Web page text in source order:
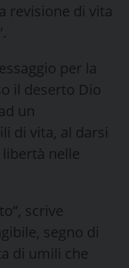
revisione di vita
per la
il deserto Dio
un
di vita, al darsi
nelle
scrive
segno di
di umili che